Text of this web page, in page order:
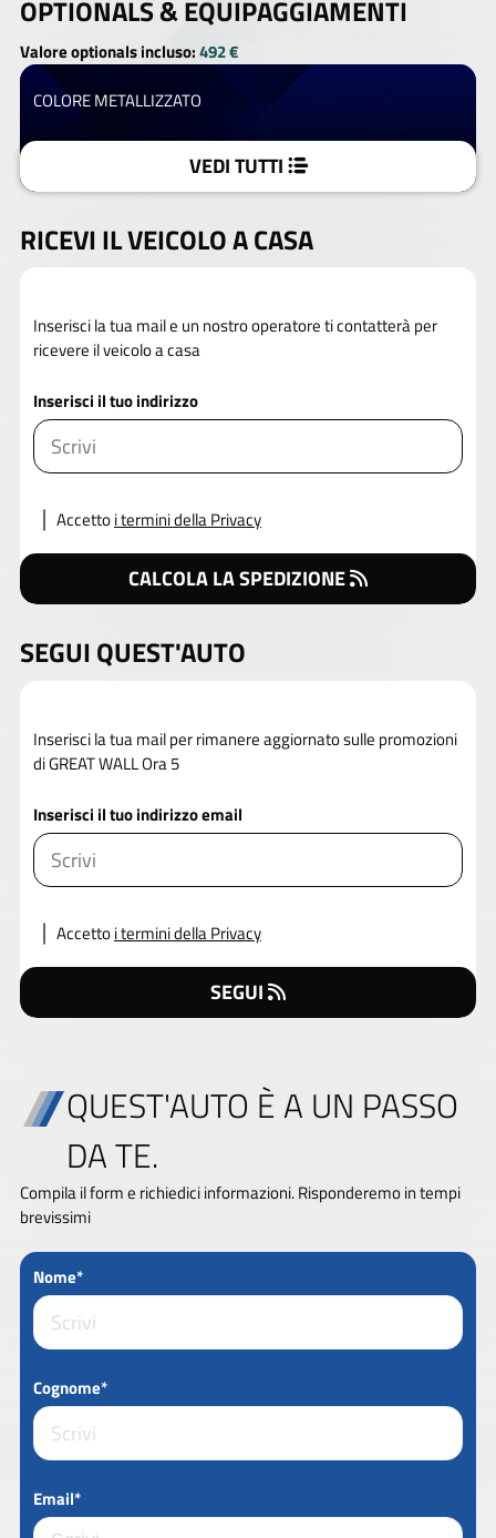
OPTIONALS &EQUIPAGGIAMENTI
Valore optionals incluso:492 €
COLORE METALLIZZATO
VEDI TUTTI
RICEVI IL VEICOLO A CASA
Inserisci la tua mail e un nostro operatore ti contatterà per
ricevere il veicolo a casa
Inserisci il tuo indirizzo
Accettoi termini della Privacy
CALCOLA LA SPEDIZIONE
SEGUI QUEST'AUTO
Inserisci la tua mail per rimanere aggiornato sulle promozioni
di GREAT WALL Ora 5
Inserisci il tuo indirizzo email
Accettoi termini della Privacy
SEGUI
QUEST'AUTO È A UN PASSO
DA TE.
Compila il form e richiedici informazioni. Risponderemo in tempi
brevissimi
Nome*
Cognome*
Email*